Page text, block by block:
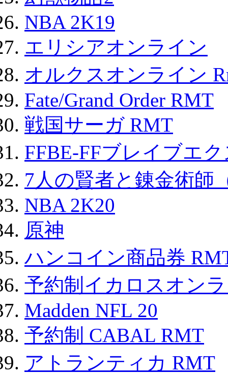
NBA 2K19
エリシアオンライン
オルクスオンライン
Fate/Grand Order RMT
戦国サーガ RMT
FFBE-FFブレイブエ
7人の賢者と錬金術師
NBA 2K20
原神
ハンコイン商品券
予約制イカロスオン
Madden NFL 20
予約制 CABAL RMT
アトランティカ RMT